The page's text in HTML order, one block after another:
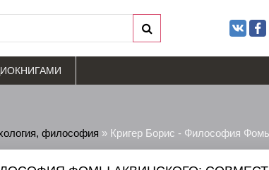
философия » Кригер Борис - Философия Фомы Аквинского: